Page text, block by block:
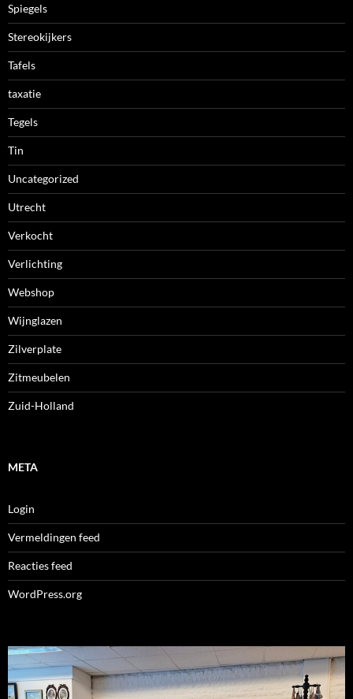
Spiegels
Stereokijkers
Tafels
taxatie
Tegels
Tin
Uncategorized
Utrecht
Verkocht
Verlichting
Webshop
Wijnglazen
Zilverplate
Zitmeubelen
Zuid-Holland
META
Login
Vermeldingen feed
Reacties feed
WordPress.org